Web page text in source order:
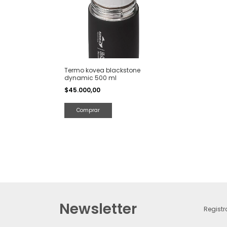
Termo kovea blackstone
dynamic 500 ml
$45.000,00
Newsletter